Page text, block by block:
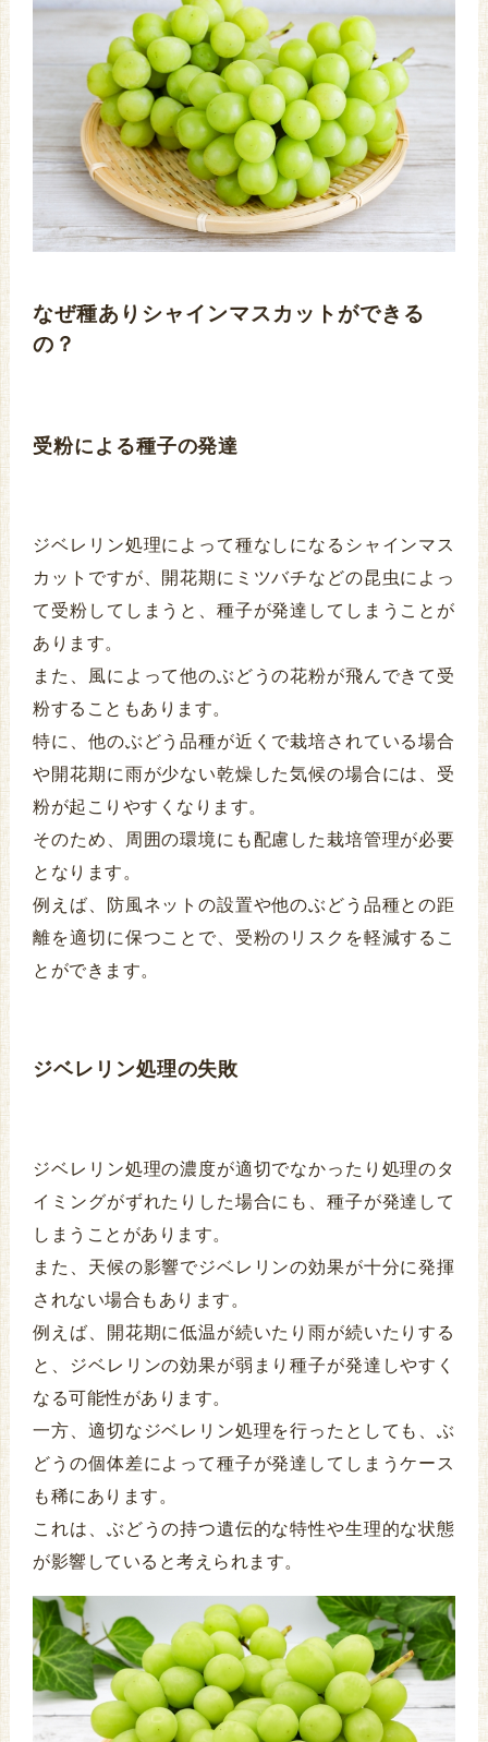
なぜ種ありシャインマスカットができる
の？
受粉による種子の発達
ジベレリン処理によって種なしになるシャインマス
カットですが、開花期にミツバチなどの昆虫によっ
て受粉してしまうと、種子が発達してしまうことが
あります。
また、風によって他のぶどうの花粉が飛んできて受
粉することもあります。
特に、他のぶどう品種が近くで栽培されている場合
や開花期に雨が少ない乾燥した気候の場合には、受
粉が起こりやすくなります。
そのため、周囲の環境にも配慮した栽培管理が必要
となります。
例えば、防風ネットの設置や他のぶどう品種との距
離を適切に保つことで、受粉のリスクを軽減するこ
とができます。
ジベレリン処理の失敗
ジベレリン処理の濃度が適切でなかったり処理のタ
イミングがずれたりした場合にも、種子が発達して
しまうことがあります。
また、天候の影響でジベレリンの効果が十分に発揮
されない場合もあります。
例えば、開花期に低温が続いたり雨が続いたりする
と、ジベレリンの効果が弱まり種子が発達しやすく
なる可能性があります。
一方、適切なジベレリン処理を行ったとしても、ぶ
どうの個体差によって種子が発達してしまうケース
も稀にあります。
これは、ぶどうの持つ遺伝的な特性や生理的な状態
が影響していると考えられます。